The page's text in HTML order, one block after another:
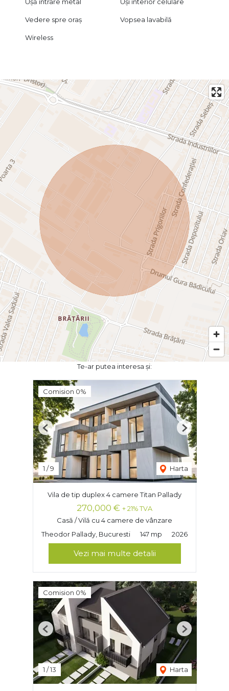
Ușă intrare metal Uși interior celulare
Vedere spre oraș Vopsea lavabilă
Wireless
Te-ar putea interesa și:
Comision 0%
1 /9 Harta
Previous Next
Vila de tip duplex 4 camere Titan Pallady
270,000 € + 21% TVA
Casă / Vilă cu 4 camere de vânzare
Theodor Pallady, Bucuresti
147 mp 2026
Vezi mai multe detalii
Comision 0%
1 /13 Harta
Previous Next